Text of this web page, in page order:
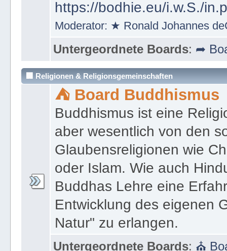
Ïi.w.S.
https://bodhie.eu/i.w.S./
Moderator:★ Ronald Johannes
Untergeordnete Boards:➦
🏢 Religionen & Religionsgemeinschaften
⛺ Board Buddhismus
Buddhismus ist eine
aber wesentlich von den
Glaubensreligionen wie
oder Islam. Wie auch
Buddhas Lehre eine
Entwicklung des eigenen
Natur" zu erlangen.